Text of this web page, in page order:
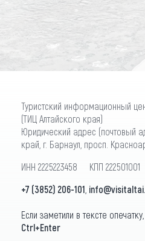
Туристский информационный
(ТИЦ Алтайского края)
Юридический адрес (почтовый
край, г. Барнаул, просп.
ИНН 2225223458 КПП
+7 (3852) 206-101
Если заметили в тексте
Ctrl+Enter